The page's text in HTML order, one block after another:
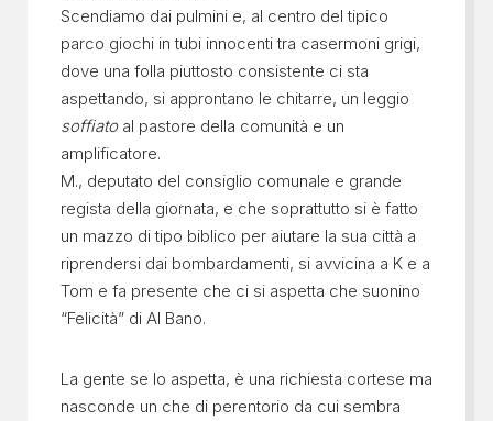
Scendiamo dai pulmini e, al centro del tipico
parco giochi in tubi innocenti tra casermoni grigi,
dove una folla piuttosto consistente ci sta
aspettando, si approntano le chitarre, un leggio
soffiatoal pastore della comunità e un
amplificatore.
M., deputato del consiglio comunale e grande
regista della giornata, e che soprattutto si è fatto
un mazzo di tipo biblico per aiutare la sua città a
riprendersi dai bombardamenti, si avvicina a K e a
Tom e fa presente che ci si aspetta che suonino
“Felicità” di Al Bano.
La gente se lo aspetta, è una richiesta cortese ma
nasconde un che di perentorio da cui sembra